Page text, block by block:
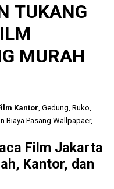
TUKANG
MURAH
Kantor, Gedung, Ruko,
Biaya Pasang Wallpapaer,
Film Jakarta
Kantor, dan